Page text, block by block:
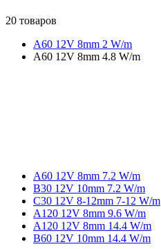
20 товаров
A60 12V 8mm 2 W/m
A60 12V 8mm 4.8 W/m
A60 12V 8mm 7.2 W/m
B30 12V 10mm 7.2 W/m
C30 12V 8-12mm 7-12 W/m
A120 12V 8mm 9.6 W/m
A120 12V 8mm 14.4 W/m
B60 12V 10mm 14.4 W/m